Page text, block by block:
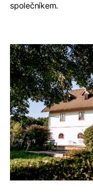
společníkem.